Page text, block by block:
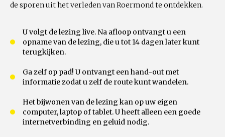
de sporen uit het verleden van Roermond te ontdekken.
U volgt de lezing live. Na afloop ontvangt u een
opname van de lezing, die u tot 14 dagen later kunt
terugkijken.
Ga zelf op pad! U ontvangt een hand-out met
informatie zodat u zelf de route kunt wandelen.
Het bijwonen van de lezing kan op uw eigen
computer, laptop of tablet. U heeft alleen een goede
internetverbinding en geluid nodig.